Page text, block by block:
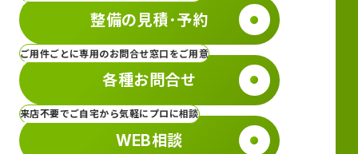
整備の見積･予約
ご用件ごとに専用のお問合せ窓口をご用意
各種お問合せ
来店不要でご自宅から気軽にプロに相談
WEB相談